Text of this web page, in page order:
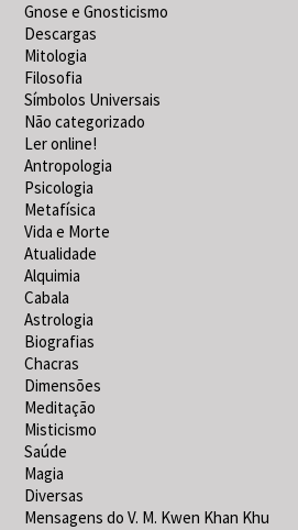
Gnose e Gnosticismo
Descargas
Mitologia
Filosofia
Símbolos Universais
Não categorizado
Ler online!
Antropologia
Psicologia
Metafísica
Vida e Morte
Atualidade
Alquimia
Cabala
Astrologia
Biografias
Chacras
Dimensões
Meditação
Misticismo
Saúde
Magia
Diversas
Mensagens do V. M. Kwen Khan Khu